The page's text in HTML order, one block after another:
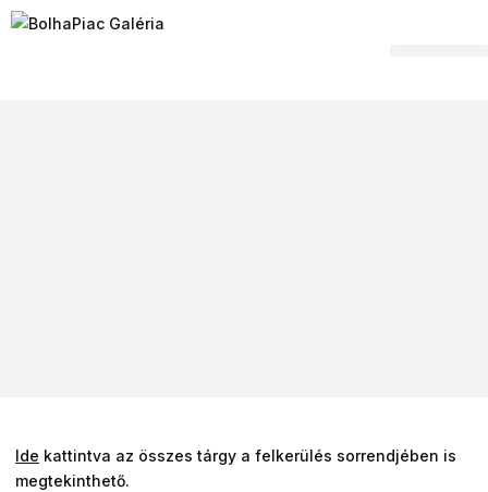
Ide kattintva az összes tárgy a felkerülés sorrendjében is
megtekinthető.